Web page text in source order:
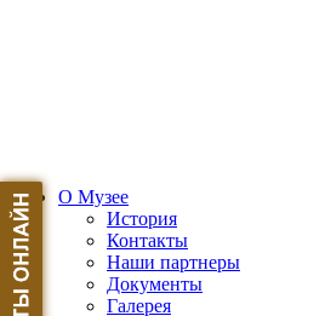
О Музее
История
Контакты
Наши партнеры
Документы
Галерея